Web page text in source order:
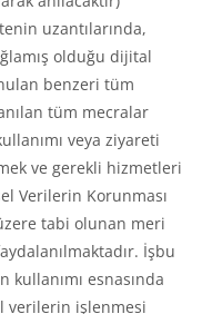
uzantılarında,
olduğu dijital
benzeri tüm
tüm mecralar
veya ziyareti
ve gerekli hizmetleri
Verilerin Korunması
tabi olunan meri
İşbu
kullanımı esnasında
verilerin işlenmesi